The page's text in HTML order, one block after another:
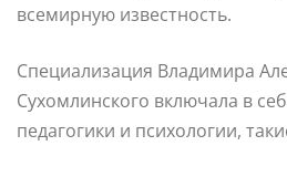
всемирную известность.
Специализация Владимира
Сухомлинского включала в
педагогики и психологии,